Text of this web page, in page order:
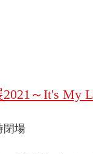
～It's My
閉場